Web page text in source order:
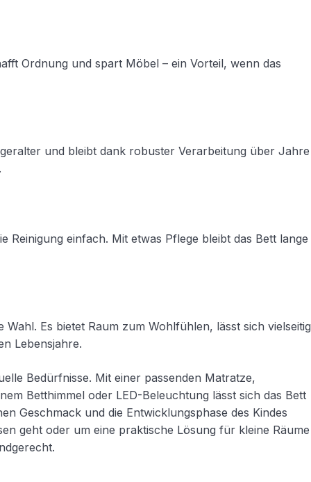
Ordnung und spart Möbel – ein Vorteil, wenn das
und bleibt dank robuster Verarbeitung über Jahre
einfach. Mit etwas Pflege bleibt das Bett lange
Es bietet Raum zum Wohlfühlen, lässt sich vielseitig
Lebensjahre.
Bedürfnisse. Mit einer passenden Matratze,
Betthimmel oder LED-Beleuchtung lässt sich das Bett
Geschmack und die Entwicklungsphase des Kindes
geht oder um eine praktische Lösung für kleine Räume